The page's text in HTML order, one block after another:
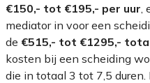
€150,- tot €195,- per uur
mediator in voor een
de €515,- tot €1295,-
kosten bij een scheiding
die in totaal 3 tot 7,5 duren.